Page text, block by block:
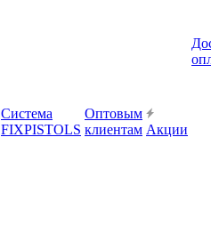
Система
FIXPISTOLS
Оптовым
клиентам Акции